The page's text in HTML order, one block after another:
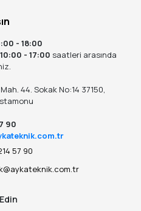
- 18:00
10:00 - 17:00 saatleri arasında
44. Sokak No:14 37150,
90
57 90